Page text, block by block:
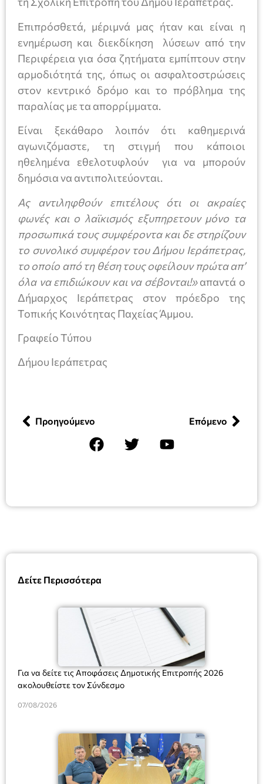
Δείτε Περισσότερα
Για να δείτε τις Αποφάσεις Δημοτικής Επιτροπής 2026
ακολουθείστε τον Σύνδεσμο
07/08/2026
Επιπρόσθετά, μέριμνά μας ήταν και είναι η
ενημέρωση και διεκδίκηση λύσεων από την
Περιφέρεια για όσα ζητήματα εμπίπτουν στην
αρμοδιότητά της, όπως οι ασφαλτοστρώσεις
στον κεντρικό δρόμο και το πρόβλημα της
παραλίας με τα απορρίμματα.
Είναι ξεκάθαρο λοιπόν ότι καθημερινά
αγωνιζόμαστε, τη στιγμή που κάποιοι
ηθελημένα εθελοτυφλούν για να μπορούν
δημόσια να αντιπολιτεύονται.
Ας αντιληφθούν επιτέλους ότι οι ακραίες
φωνές και ο λαϊκισμός εξυπηρετουν μόνο τα
προσωπικά τους συμφέροντα και δε στηρίζουν
το συνολικό συμφέρον του Δήμου Ιεράπετρας,
το οποίο από τη θέση τους οφείλουν πρώτα απ’
όλα να επιδιώκουν και να σέβονται!»απαντά ο
Δήμαρχος Ιεράπετρας στον πρόεδρο της
Τοπικής Κοινότητας Παχείας Άμμου.
Γραφείο Τύπου
Δήμου Ιεράπετρας
Προηγούμενο Επόμενο